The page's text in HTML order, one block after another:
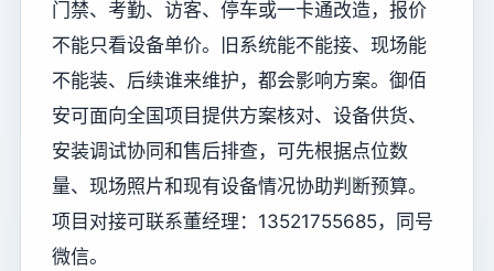
门禁、考勤、访客、停车或一卡通改造，报价
不能只看设备单价。旧系统能不能接、现场能
不能装、后续谁来维护，都会影响方案。御佰
安可面向全国项目提供方案核对、设备供货、
安装调试协同和售后排查，可先根据点位数
量、现场照片和现有设备情况协助判断预算。
项目对接可联系董经理：13521755685，同号
微信。